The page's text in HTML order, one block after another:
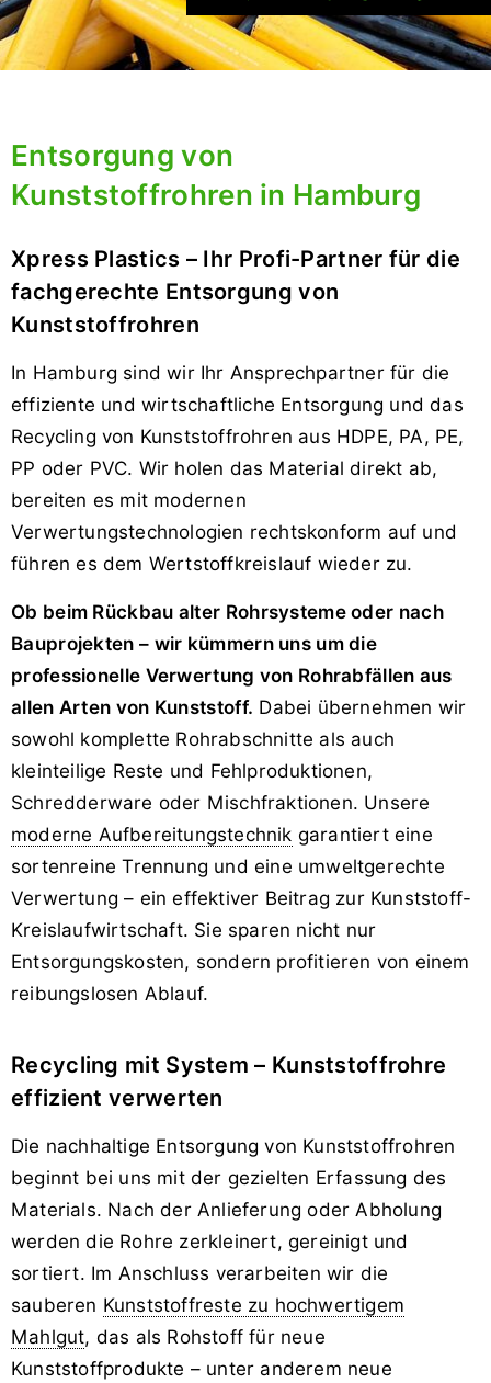
Entsorgung von
Kunststoffrohren in Hamburg
Xpress Plastics – Ihr Profi-Partner für die
fachgerechte Entsorgung von
Kunststoffrohren
In Hamburg sind wir Ihr Ansprechpartner für die
effiziente und wirtschaftliche Entsorgung und das
Recycling von Kunststoffrohren aus HDPE, PA, PE,
PP oder PVC. Wir holen das Material direkt ab,
bereiten es mit modernen
Verwertungstechnologien rechtskonform auf und
führen es dem Wertstoffkreislauf wieder zu.
Ob beim Rückbau alter Rohrsysteme oder nach
Bauprojekten – wir kümmern uns um die
professionelle Verwertung von Rohrabfällen aus
allen Arten von Kunststoff. Dabei übernehmen wir
sowohl komplette Rohrabschnitte als auch
kleinteilige Reste und Fehl­produktionen,
Schredderware oder Mischfraktionen. Unsere
moderne Aufbereitungstechnik garantiert eine
sortenreine Trennung und eine umweltgerechte
Verwertung – ein effektiver Beitrag zur Kunststoff-
Kreislaufwirtschaft. Sie sparen nicht nur
Entsorgungskosten, sondern profitieren von einem
reibungslosen Ablauf.
Recycling mit System – Kunststoffrohre
effizient verwerten
Die nachhaltige Entsorgung von Kunststoffrohren
beginnt bei uns mit der gezielten Erfassung des
Materials. Nach der Anlieferung oder Abholung
werden die Rohre zerkleinert, gereinigt und
sortiert. Im Anschluss verarbeiten wir die
sauberen Kunststoffreste zu hoch­wertigem
Mahlgut, das als Rohstoff für neue
Kunststoffprodukte – unter anderem neue